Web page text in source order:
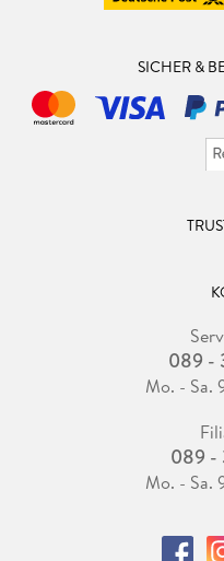
SICHER &
089 -
Mo. - Sa.
089 -
Mo. - Sa.